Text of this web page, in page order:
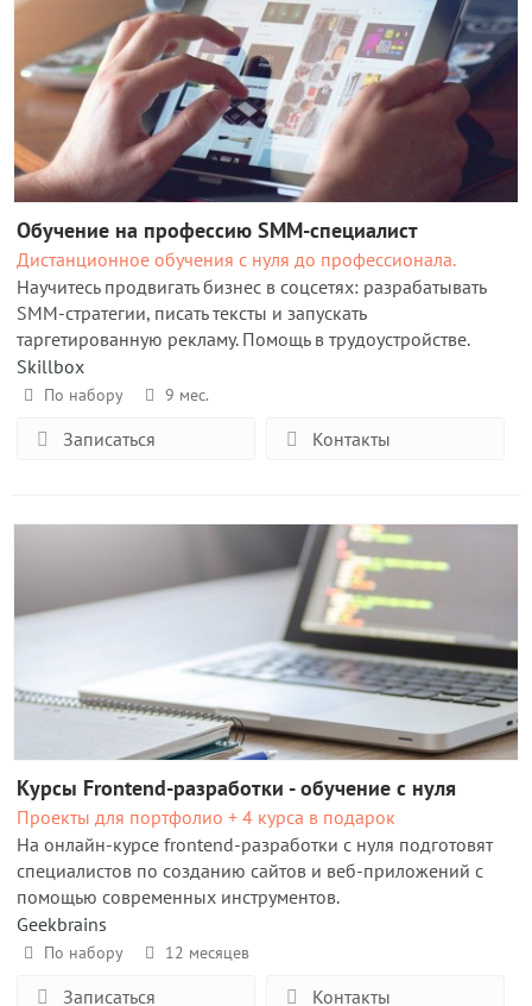
Обучение на профессию SMM-специалист
Дистанционное обучения с нуля до профессионала.
Научитесь продвигать бизнес в соцсетях: разрабатывать
SMM-стратегии, писать тексты и запускать
таргетированную рекламу. Помощь в трудоустройстве.
Skillbox
По набору 9 мес.
Записаться Контакты
Курсы Frontend-разработки - обучение с нуля
Проекты для портфолио + 4 курса в подарок
На онлайн-курсе frontend-разработки с нуля подготовят
специалистов по созданию сайтов и веб-приложений с
помощью современных инструментов.
Geekbrains
По набору 12 месяцев
Записаться Контакты